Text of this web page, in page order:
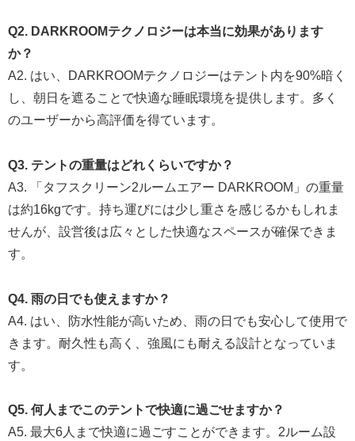
Q2. DARKROOMテクノロジーは本当に効果があります
か？
A2. はい、DARKROOMテクノロジーはテント内を90%暗く
し、朝日を遮ることで快適な睡眠環境を提供します。多く
のユーザーから高評価を得ています。
Q3. テントの重量はどれくらいですか？
A3. 「タフスクリーン2ルームエアー DARKROOM」の重量
は約16kgです。持ち運びには少し重さを感じるかもしれま
せんが、設営後は広々とした快適なスペースが確保できま
す。
Q4. 雨の日でも使えますか？
A4. はい、防水性能が高いため、雨の日でも安心して使用で
きます。耐久性も高く、強風にも耐える設計となっていま
す。
Q5. 何人までこのテントで快適に過ごせますか？
A5. 最大6人まで快適に過ごすことができます。2ルーム設